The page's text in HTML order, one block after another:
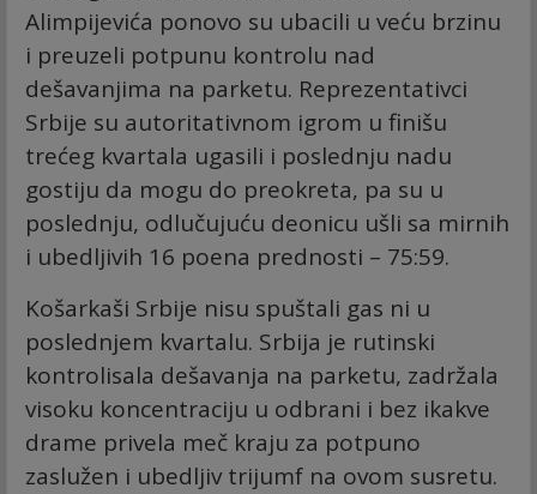
Alimpijevića ponovo su ubacili u veću brzinu
i preuzeli potpunu kontrolu nad
dešavanjima na parketu. Reprezentativci
Srbije su autoritativnom igrom u finišu
trećeg kvartala ugasili i poslednju nadu
gostiju da mogu do preokreta, pa su u
poslednju, odlučujuću deonicu ušli sa mirnih
i ubedljivih 16 poena prednosti – 75:59.
Košarkaši Srbije nisu spuštali gas ni u
poslednjem kvartalu. Srbija je rutinski
kontrolisala dešavanja na parketu, zadržala
visoku koncentraciju u odbrani i bez ikakve
drame privela meč kraju za potpuno
zaslužen i ubedljiv trijumf na ovom susretu.